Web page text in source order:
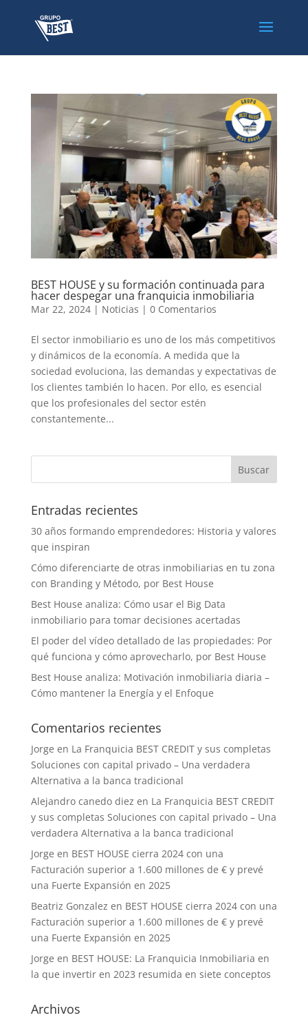
BEST HOUSE y su formación continuada para
hacer despegar una franquicia inmobiliaria
Mar 22, 2024| Noticias | 0 Comentarios
El sector inmobiliario es uno de los más competitivos
y dinámicos de la economía. A medida que la
sociedad evoluciona, las demandas y expectativas de
los clientes también lo hacen. Por ello, es esencial
que los profesionales del sector estén
constantemente...
Entradas recientes
30 años formando emprendedores: Historia y valores
que inspiran
Cómo diferenciarte de otras inmobiliarias en tu zona
con Branding y Método, por Best House
Best House analiza: Cómo usar el Big Data
inmobiliario para tomar decisiones acertadas
El poder del vídeo detallado de las propiedades: Por
qué funciona y cómo aprovecharlo, por Best House
Best House analiza: Motivación inmobiliaria diaria –
Cómo mantener la Energía y el Enfoque
Comentarios recientes
Jorge en La Franquicia BEST CREDIT y sus completas
Soluciones con capital privado – Una verdadera
Alternativa a la banca tradicional
Alejandro canedo diez en La Franquicia BEST CREDIT
y sus completas Soluciones con capital privado – Una
verdadera Alternativa a la banca tradicional
Jorge en BEST HOUSE cierra 2024 con una
Facturación superior a 1.600 millones de € y prevé
una Fuerte Expansión en 2025
Beatriz Gonzalez en BEST HOUSE cierra 2024 con una
Facturación superior a 1.600 millones de € y prevé
una Fuerte Expansión en 2025
Jorge en BEST HOUSE: La Franquicia Inmobiliaria en
la que invertir en 2023 resumida en siete conceptos
Archivos